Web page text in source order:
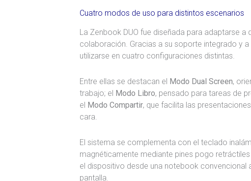
Cuatro modos de uso para distintos escenarios
La Zenbook DUO fue diseñada para adaptarse
colaboración. Gracias a su soporte integrado y
utilizarse en cuatro configuraciones distintas.
Entre ellas se destacan el Modo Dual Screen,
trabajo; el Modo Libro, pensado para tareas de
el Modo Compartir, que facilita las
cara.
El sistema se complementa con el teclado
magnéticamente mediante pines pogo
el dispositivo desde una notebook convencional
pantalla.